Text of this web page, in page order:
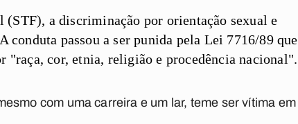
a discriminação por orientação sexual e
conduta passou a ser punida pela Lei 7716/89 que
"raça, cor, etnia, religião e procedência nacional".
com uma carreira e um lar, teme ser vítima em